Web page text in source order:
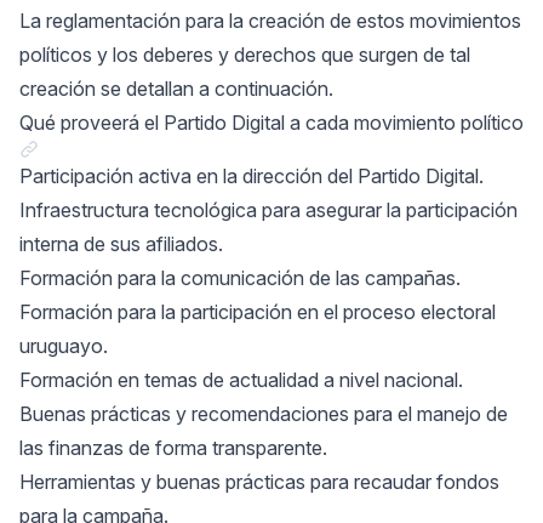
La reglamentación para la creación de estos movimientos
políticos y los deberes y derechos que surgen de tal
creación se detallan a continuación.
Qué proveerá el Partido Digital a cada movimiento político
Link a "Qué proveerá el Partido Digital a cada movimiento
Participación activa en la dirección del Partido Digital.
Infraestructura tecnológica para asegurar la participación
interna de sus afiliados.
Formación para la comunicación de las campañas.
Formación para la participación en el proceso electoral
uruguayo.
Formación en temas de actualidad a nivel nacional.
Buenas prácticas y recomendaciones para el manejo de
las finanzas de forma transparente.
Herramientas y buenas prácticas para recaudar fondos
para la campaña.